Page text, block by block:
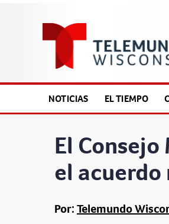
NOTICIAS EL TIEMPO
El
el acuerdo
Por:Telemundo